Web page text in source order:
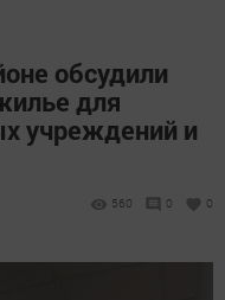
обсудили
для
учреждений и
560 0 0